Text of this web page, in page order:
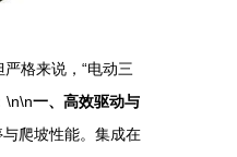
格来说，“电动三
\n\n一、高效驱动与
爬坡性能。集成在